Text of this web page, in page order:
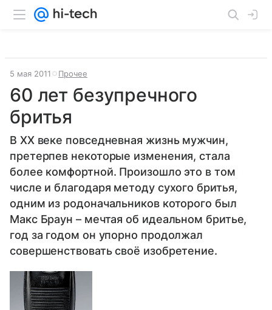
5 мая 2011 Прочее
60 лет безупречного
бритья
В ХХ веке повседневная жизнь мужчин,
претерпев некоторые изменения, стала
более комфортной. Произошло это в том
числе и благодаря методу сухого бритья,
одним из родоначальников которого был
Макс Браун – мечтая об идеальном бритье,
год за годом он упорно продолжал
совершенствовать своё изобретение.